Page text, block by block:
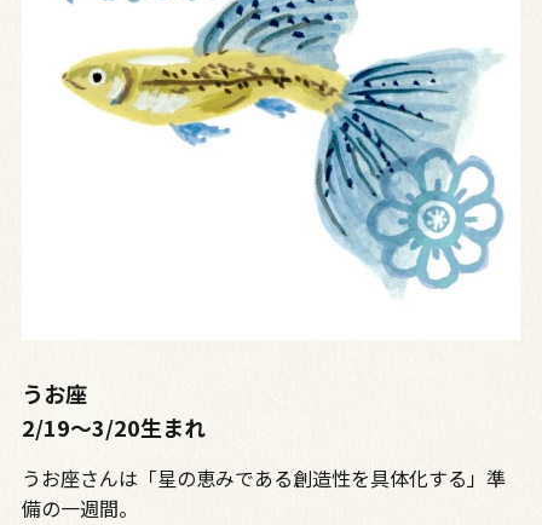
うお座
2/19〜3/20生まれ
うお座さんは「星の恵みである創造性を具体化する」準
備の一週間。